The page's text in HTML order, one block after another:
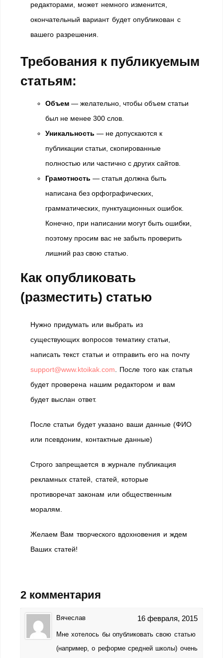
редакторами, может немного изменится,
окончательный вариант будет опубликован с
вашего разрешения.
Требования к публикуемым
статьям:
Объем — желательно, чтобы объем статьи
был не менее 300 слов.
Уникальность — не допускаются к
публикации статьи, скопированные
полностью или частично с других сайтов.
Грамотность — статья должна быть
написана без орфографических,
грамматических, пунктуационных ошибок.
Конечно, при написании могут быть ошибки,
поэтому просим вас не забыть проверить
лишний раз свою статью.
Как опубликовать
(разместить) статью
Нужно придумать или выбрать из
существующих вопросов тематику статьи,
написать текст статьи и отправить его на почту
support@www.ktoikak.com . После того как статья
будет проверена нашим редактором и вам
будет выслан ответ.
После статьи будет указано ваши данные (ФИО
или псевдоним, контактные данные)
Строго запрещается в журнале публикация
рекламных статей, статей, которые
противоречат законам или общественным
моралям.
Желаем Вам творческого вдохновения и ждем
Ваших статей!
2 комментария
Вячеслав 16 февраля, 2015
Мне хотелось бы опубликовать свою статью
(например, о реформе средней школы) очень